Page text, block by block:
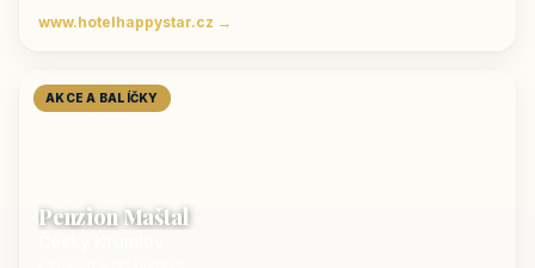
www.hotelhappystar.cz →
AKCE A BALÍČKY
Penzion Maštal